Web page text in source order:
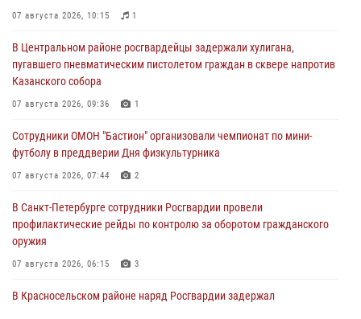
07 августа 2026, 10:15 1
В Центральном районе росгвардейцы задержали хулигана,
пугавшего пневматическим пистолетом граждан в сквере напротив
Казанского собора
07 августа 2026, 09:36 1
Сотрудники ОМОН "Бастион" организовали чемпионат по мини-
футболу в преддверии Дня физкультурника
07 августа 2026, 07:44 2
В Санкт-Петербурге сотрудники Росгвардии провели
профилактические рейды по контролю за оборотом гражданского
оружия
07 августа 2026, 06:15 3
В Красносельском районе наряд Росгвардии задержал